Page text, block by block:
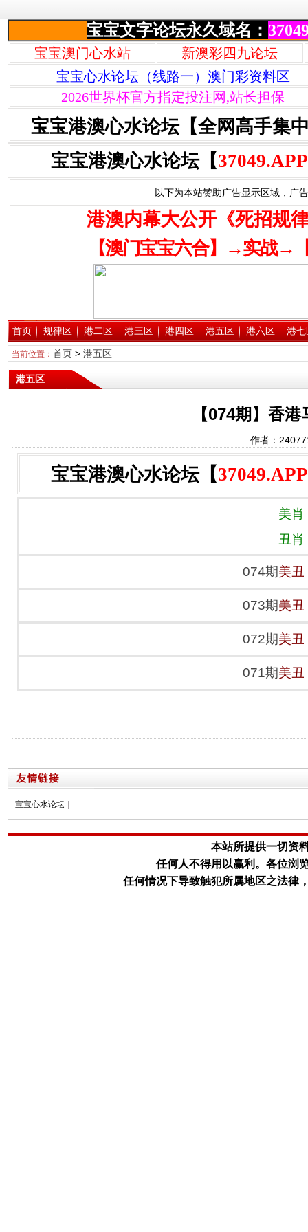
宝宝文字论坛永久域名：
宝宝澳门心水站
新澳彩四九论坛
宝宝心水论坛（线路一）澳门彩资料区
2026世界杯官方指定投注网,站长担保
宝宝港澳心水论坛【全网高手集
宝宝港澳心水论坛【37049.APP
以下为本站赞助广告显示区域，广
港澳内幕大公开《死招规
【澳门宝宝六合】→实战→
首页 规律区 港二区 港三区 港四区 港五区 港六区 港七
当前位置： 首页> 港五区
港五区
【074期】香
作者：
宝宝港澳心水论坛【37049.APP
美肖
丑
074期美丑
073期美丑
072期美丑
071期美丑
宝宝心水论坛
本站所提供一切资
任何人不得用以赢利。 各位浏
任何情况下导致触犯所属地区之法律